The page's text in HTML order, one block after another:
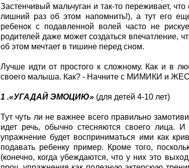
Застенчивый мальчуган и так-то переживает,
лишний раз об этом напомнить!), а тут его
ребенок с подавленной волей часто не
родителей даже может создаться впечатление,
об этом мечтает в тишине перед сном.
Лучше идти от простого к сложному. Как и в
своего малыша. Как? - Начните с МИМИКИ и
1 .«УГАДАЙ ЭМОЦИЮ» (для детей 4-10 лет)
Тут чуть ли не важнее всего правильно
идет речь, обычно стесняются своего
упражнение будет восприниматься ими как
подавать ребенку пример. Кроме того,
(конечно, когда убеждаются, что у них это